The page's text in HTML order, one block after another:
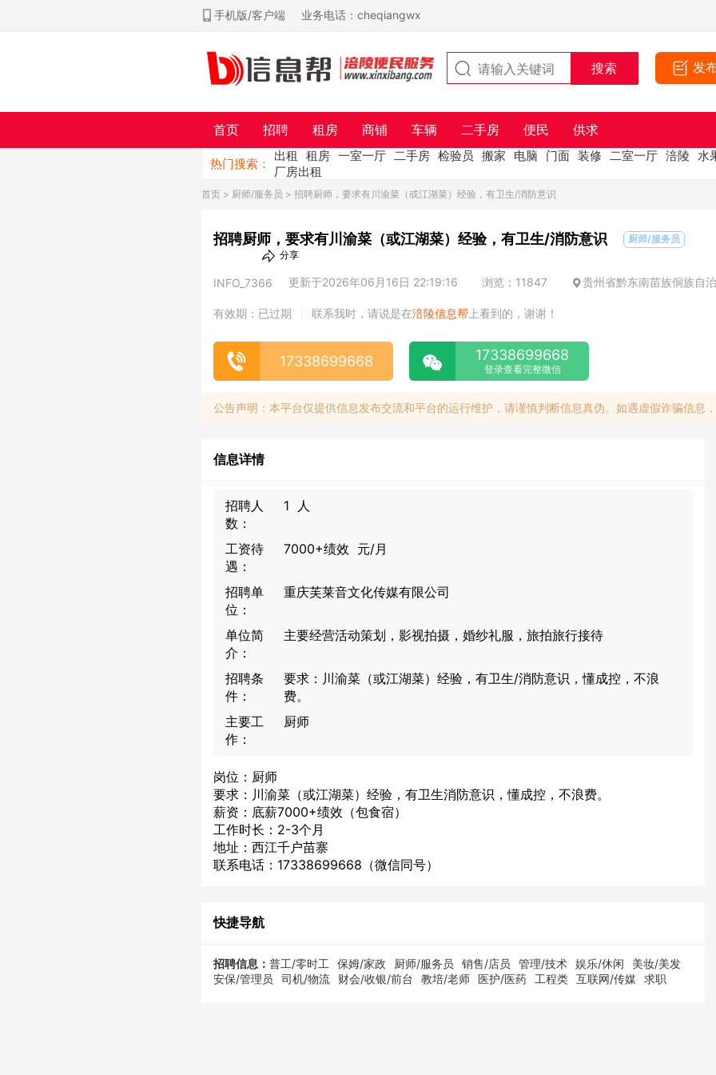
手机版/客户端 业务电话：cheqiangwx
发
首页 招聘 租房 商铺 车辆 二手房 便民 供求
热门搜索：
出租 租房 一室一厅 二手房 检验员 搬家 电脑 门面 装修 二室一厅 涪陵 水
厂房出租
首页 > 厨师/服务员 > 招聘厨师，要求有川渝菜（或江湖菜）经验，有卫生/消防意识
招聘厨师，要求有川渝菜（或江湖菜）经验，有卫生/消防意识
厨师/服务员
分享
INFO_7366 更新于2026年06月16日 22:19:16 浏览：11847 贵州省黔东南苗族侗族自
有效期：已过期 联系我时，请说是在涪陵信息帮 上看到的，谢谢！
17338699668 17338699668
登录查看完整微信
公告声明：本平台仅提供信息发布交流和平台的运行维护，请谨慎判断信息真伪。如遇虚假诈骗信息
信息详情
招聘人
数：
1 人
工资待
遇：
7000+绩效 元/月
招聘单
位：
重庆芙莱音文化传媒有限公司
单位简
介：
主要经营活动策划，影视拍摄，婚纱礼服，旅拍旅行接待
招聘条
件：
要求：川渝菜（或江湖菜）经验，有卫生/消防意识，懂成控，不浪
费。
主要工
作：
厨师
岗位：厨师
要求：川渝菜（或江湖菜）经验，有卫生消防意识，懂成控，不浪费。
薪资：底薪7000+绩效（包食宿）
工作时长：2-3个月
地址：西江千户苗寨
联系电话：17338699668（微信同号）
快捷导航
招聘信息： 普工/零时工 保姆/家政 厨师/服务员 销售/店员 管理/技术 娱乐/休闲
美妆/美发
安保/管理员
司机/物流 财会/收银/前台 教培/老师 医护/医药 工程类 互联网/传媒 求职